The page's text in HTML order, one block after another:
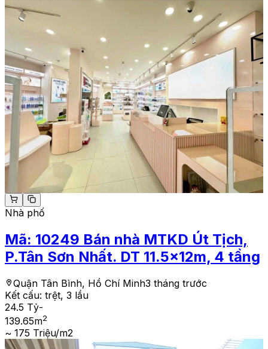
Nhà phố
Mã: 10249 Bán nhà MTKD Út Tịch,
P.Tân Sơn Nhất. DT 11.5x12m, 4 tầng
Quận Tân Bình, Hồ Chí Minh3 tháng trước
Kết cấu: trệt, 3 lầu
24.5 Tỷ-
139.65m2
~ 175 Triệu/m2